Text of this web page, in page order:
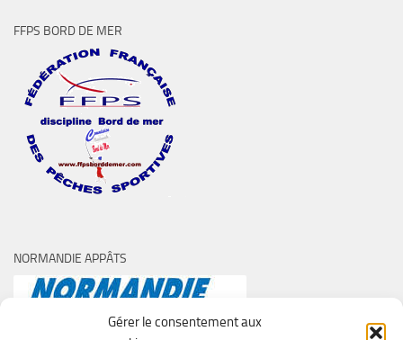
Gérer le consentement aux
FFPS BORD DE MER
NORMANDIE APPÂTS